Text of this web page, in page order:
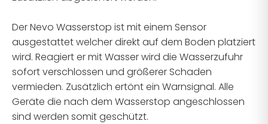
Der Nevo Wasserstop ist mit einem Sensor
ausgestattet welcher direkt auf dem Boden platziert
wird. Reagiert er mit Wasser wird die Wasserzufuhr
sofort verschlossen und größerer Schaden
vermieden. Zusätzlich ertönt ein Warnsignal. Alle
Geräte die nach dem Wasserstop angeschlossen
sind werden somit geschützt.